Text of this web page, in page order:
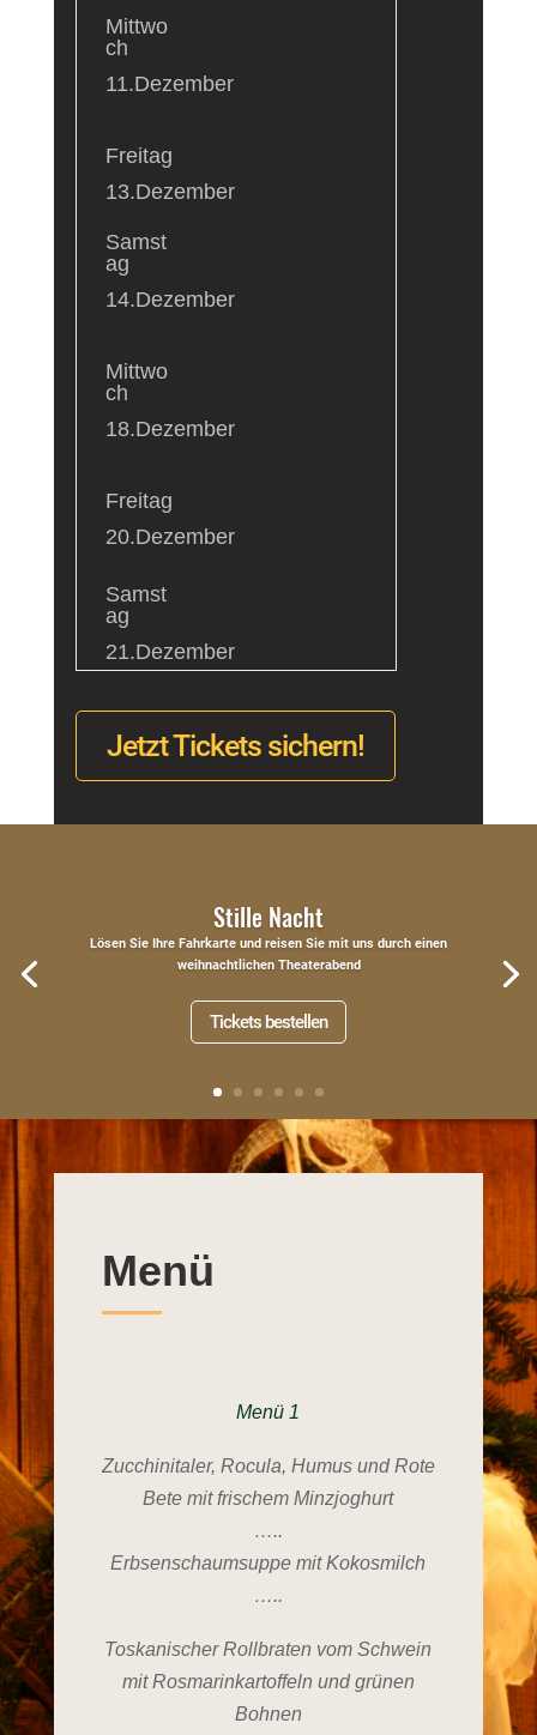
Mittwo
ch
11.Dezember
Freitag
13.Dezember
Samst
ag
14.Dezember
Mittwo
ch
18.Dezember
Freitag
20.Dezember
Samst
ag
21.Dezember
Jetzt Tickets sichern!
Stille Nacht
Lösen Sie Ihre Fahrkarte und reisen Sie mit uns durch einen
weihnachtlichen Theaterabend
Tickets bestellen
Menü
Menü 1
Zucchinitaler, Rocula, Humus und Rote
Bete mit frischem Minzjoghurt
…..
Erbsenschaumsuppe mit Kokosmilch
…..
Toskanischer Rollbraten vom Schwein
mit Rosmarinkartoffeln und grünen
Bohnen